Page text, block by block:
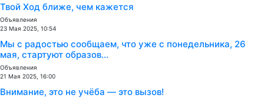
Твой Ход ближе, чем кажется
Объявления
23 Мая 2025, 10:54
Мы с радостью сообщаем, что уже с понедельника, 26
мая, стартуют образов...
Объявления
21 Мая 2025, 16:00
Внимание, это не учёба — это вызов!